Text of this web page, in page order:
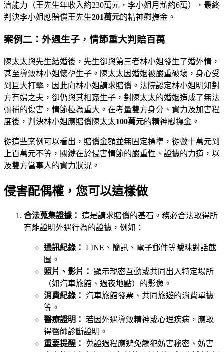
濟能力（王先生年收入約230萬元，李小姐月薪約6萬），最終
判決李小姐應賠償王先生201萬元的精神慰撫金。
案例二：外遇生子，情節重大判賠百萬
陳太太與先生結婚後，先生卻與第三者林小姐發生了婚外情，
甚至導致林小姐懷孕生子。陳太太因婚姻被嚴重破壞，身心受
到巨大打擊，因此向林小姐請求賠償。法院認定林小姐明知對
方有婦之夫，卻仍與其相姦生子，對陳太太的婚姻造成了無法
彌補的傷害，情節極為重大。在考量雙方身分、資力及加害程
度後，判決林小姐應賠償陳太太100萬元的精神慰撫金。
從這些案例可以看出，賠償金額並無固定標準，從數十萬元到
上百萬元不等，關鍵在於侵害情節的嚴重性、證據的力道，以
及雙方當事人的資力狀況。
侵害配偶權，您可以這樣做
合法蒐集證據： 這是請求賠償的基石。務必合法取得所
有能證明外遇行為的證據，例如：
通訊紀錄： LINE、簡訊、電子郵件等曖昧對話截
圖。
照片、影片： 顯示親密互動或共同出入特定場所
（如汽車旅館、過夜地點）的影像。
消費紀錄： 汽車旅館發票、共同旅遊的消費單據
等。
醫療證明： 若因外遇導致精神或心理疾病，應取
得醫師診斷證明。
重要提醒：
蒐證過程應避免觸犯妨害秘密、妨害